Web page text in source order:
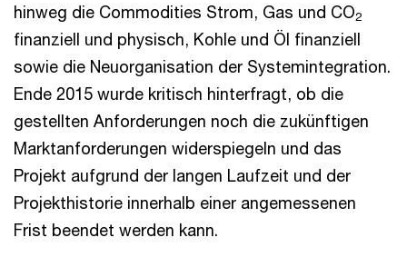
hinweg die Commodities Strom, Gas und CO2
finanziell und physisch, Kohle und Öl finanziell
sowie die Neuorganisation der Systemintegration.
Ende 2015 wurde kritisch hinterfragt, ob die
gestellten Anforderungen noch die zukünftigen
Marktanforderungen widerspiegeln und das
Projekt aufgrund der langen Laufzeit und der
Projekthistorie innerhalb einer angemessenen
Frist beendet werden kann.